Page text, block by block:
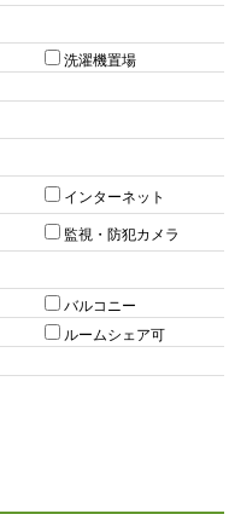
洗濯機置場
インターネット
監視・防犯カメラ
バルコニー
ルームシェア可